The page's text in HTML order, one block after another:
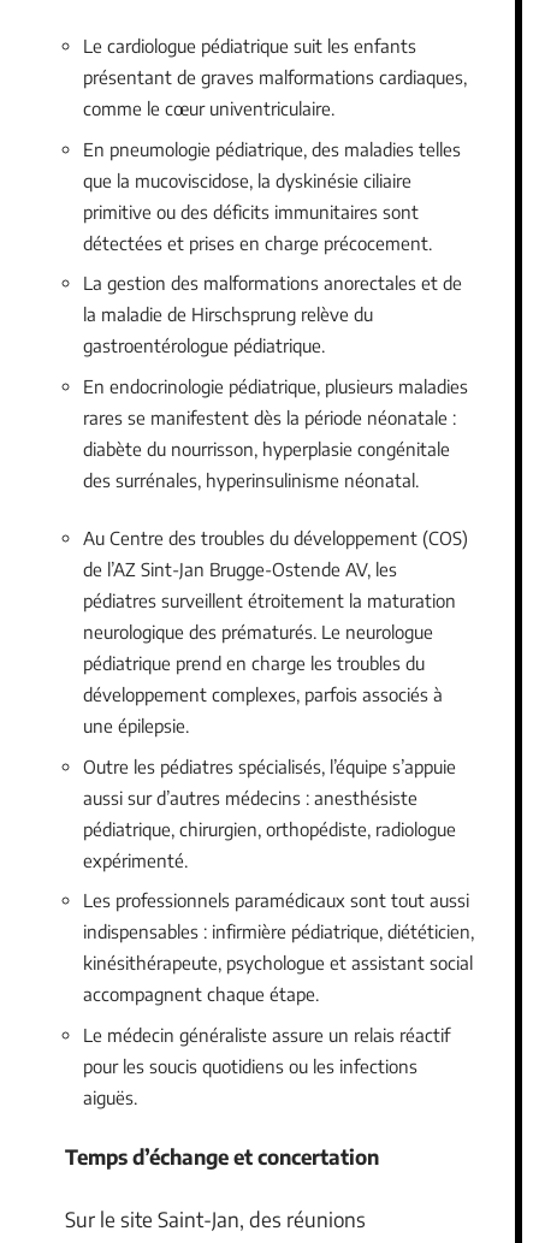
Le cardiologue pédiatrique suit les enfants
présentant de graves malformations cardiaques,
comme le cœur univentriculaire.
En pneumologie pédiatrique, des maladies telles
que la mucoviscidose, la dyskinésie ciliaire
primitive ou des déficits immunitaires sont
détectées et prises en charge précocement.
La gestion des malformations anorectales et de
la maladie de Hirschsprung relève du
gastroentérologue pédiatrique.
En endocrinologie pédiatrique, plusieurs maladies
rares se manifestent dès la période néonatale :
diabète du nourrisson, hyperplasie congénitale
des surrénales, hyperinsulinisme néonatal.
Au Centre des troubles du développement (COS)
de l’AZ Sint-Jan Brugge-Ostende AV, les
pédiatres surveillent étroitement la maturation
neurologique des prématurés. Le neurologue
pédiatrique prend en charge les troubles du
développement complexes, parfois associés à
une épilepsie.
Outre les pédiatres spécialisés, l’équipe s’appuie
aussi sur d’autres médecins : anesthésiste
pédiatrique, chirurgien, orthopédiste, radiologue
expérimenté.
Les professionnels paramédicaux sont tout aussi
indispensables : infirmière pédiatrique, diététicien,
kinésithérapeute, psychologue et assistant social
accompagnent chaque étape.
Le médecin généraliste assure un relais réactif
pour les soucis quotidiens ou les infections
aiguës.
Temps d’échange et concertation
Sur le site Saint-Jan, des réunions